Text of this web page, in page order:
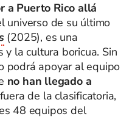
a Puerto Rico allá
universo de su último
(2025), es una
y la cultura boricua. Sin
podrá apoyar al equipo
no han llegado a
de la clasificatoria,
48 equipos del